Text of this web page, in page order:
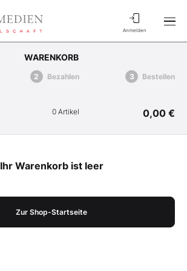
Anmelden
WARENKORB
Bezahlen Bestellen
0 Artikel 0,00 €
Ihr Warenkorb ist leer
Zur Shop-Startseite